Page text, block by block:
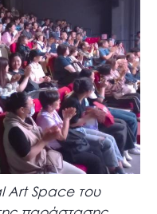
Art Space του